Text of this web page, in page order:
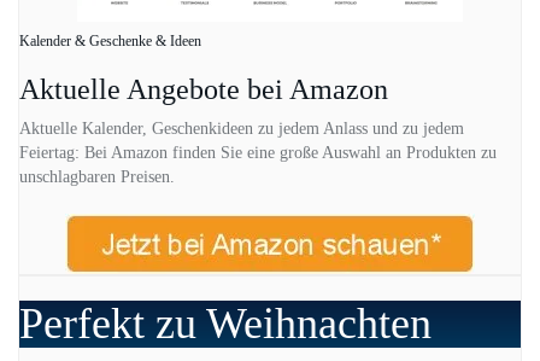
Kalender & Geschenke & Ideen
Aktuelle Angebote bei Amazon
Aktuelle Kalender, Geschenkideen zu jedem Anlass und zu jedem
Feiertag: Bei Amazon finden Sie eine große Auswahl an Produkten zu
unschlagbaren Preisen.
Perfekt zu Weihnachten